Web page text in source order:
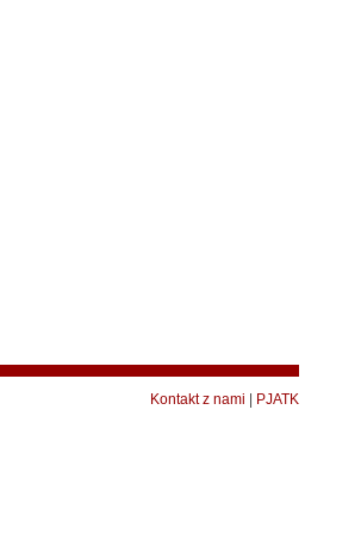
Kontakt z nami PJATK